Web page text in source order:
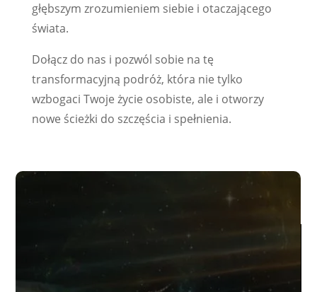
głębszym zrozumieniem siebie i otaczającego
świata.
Dołącz do nas i pozwól sobie na tę
transformacyjną podróż, która nie tylko
wzbogaci Twoje życie osobiste, ale i otworzy
nowe ścieżki do szczęścia i spełnienia.